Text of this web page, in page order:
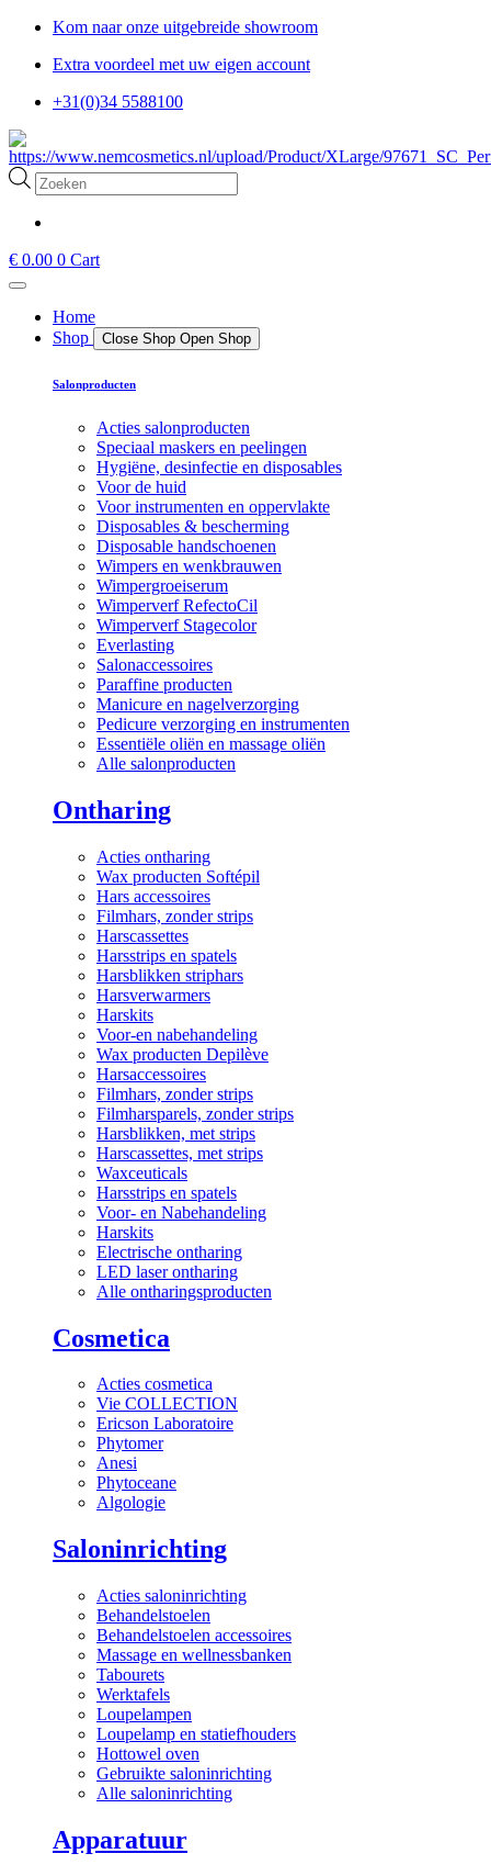
Kom naar onze uitgebreide showroom
Extra voordeel met uw eigen account
+31(0)34 5588100
Producten
zoeken
€ 0.00 0 Cart
Home
Shop
Close Shop Open Shop
Salonproducten
Acties salonproducten
Speciaal maskers en peelingen
Hygiëne, desinfectie en disposables
Voor de huid
Voor instrumenten en oppervlakte
Disposables & bescherming
Disposable handschoenen
Wimpers en wenkbrauwen
Wimpergroeiserum
Wimperverf RefectoCil
Wimperverf Stagecolor
Everlasting
Salonaccessoires
Paraffine producten
Manicure en nagelverzorging
Pedicure verzorging en instrumenten
Essentiële oliën en massage oliën
Alle salonproducten
Ontharing
Acties ontharing
Wax producten Softépil
Hars accessoires
Filmhars, zonder strips
Harscassettes
Harsstrips en spatels
Harsblikken striphars
Harsverwarmers
Harskits
Voor-en nabehandeling
Wax producten Depilève
Harsaccessoires
Filmhars, zonder strips
Filmharsparels, zonder strips
Harsblikken, met strips
Harscassettes, met strips
Waxceuticals
Harsstrips en spatels
Voor- en Nabehandeling
Harskits
Electrische ontharing
LED laser ontharing
Alle ontharingsproducten
Cosmetica
Acties cosmetica
Vie COLLECTION
Ericson Laboratoire
Phytomer
Anesi
Phytoceane
Algologie
Saloninrichting
Acties saloninrichting
Behandelstoelen
Behandelstoelen accessoires
Massage en wellnessbanken
Tabourets
Werktafels
Loupelampen
Loupelamp en statiefhouders
Hottowel oven
Gebruikte saloninrichting
Alle saloninrichting
Apparatuur